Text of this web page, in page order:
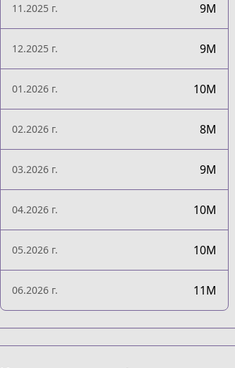
11.2025 г. 9M
12.2025 г. 9M
01.2026 г. 10M
02.2026 г. 8M
03.2026 г. 9M
04.2026 г. 10M
05.2026 г. 10M
06.2026 г. 11M